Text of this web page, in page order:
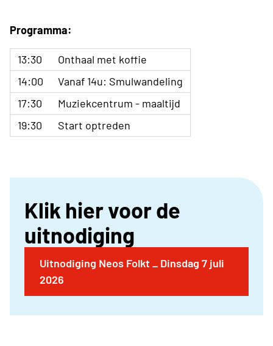
Programma:
13:30
Onthaal met koffie
14:00
Vanaf 14u: Smulwandeling
17:30
Muziekcentrum - maaltijd
19:30
Start optreden
Klik hier voor de
uitnodiging
Uitnodiging Neos Folkt _ Dinsdag 7 juli
2026